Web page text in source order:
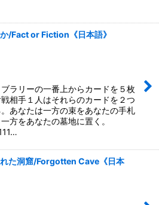
/Fact or Fiction《日本語》
ラリーの一番上からカードを５枚
相手１人はそれらのカードを２つ
あなたは一方の束をあなたの手札
方をあなたの墓地に置く。
た洞窟/Forgotten Cave《日本